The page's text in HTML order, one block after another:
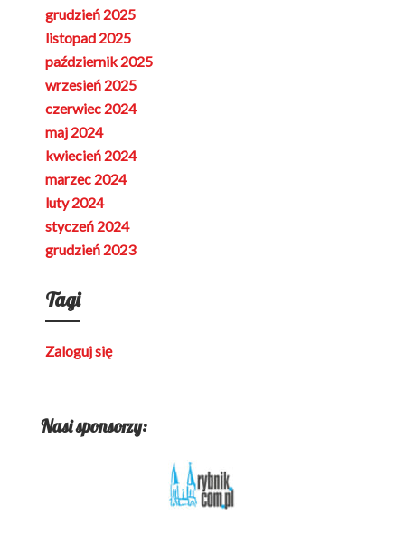
grudzień 2025
listopad 2025
październik 2025
wrzesień 2025
czerwiec 2024
maj 2024
kwiecień 2024
marzec 2024
luty 2024
styczeń 2024
grudzień 2023
Tagi
Zaloguj się
Nasi sponsorzy: